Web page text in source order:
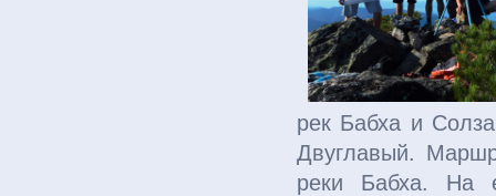
рек Бабха и
Двуглавый.
реки Бабха. На